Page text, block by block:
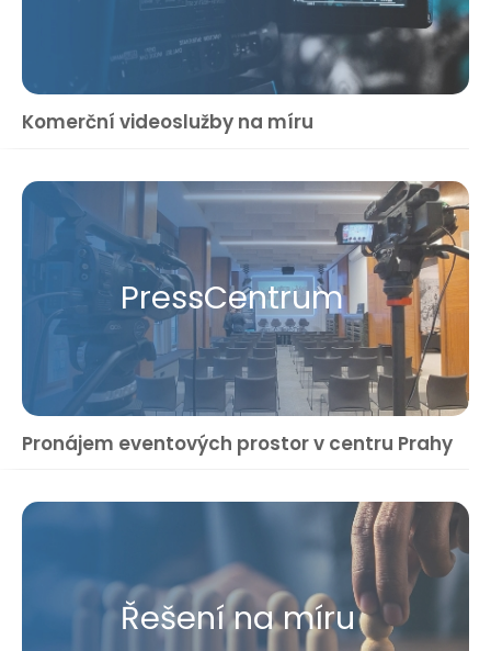
Komerční videoslužby na míru
Press​Centrum
Pronájem eventových prostor v centru Prahy
Řešení na míru